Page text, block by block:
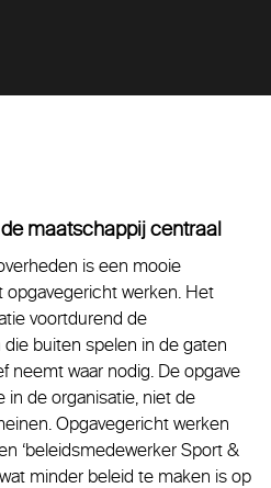
maatschappij centraal
is een mooie
opgavegericht werken. Het
voortdurend de
buiten spelen in de gaten
neemt waar nodig. De opgave
de organisatie, niet de
Opgavegericht werken
‘beleidsmedewerker Sport &
minder beleid te maken is op